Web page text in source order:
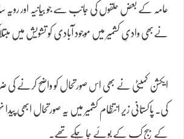
عامہ کے بعض حلقوں کی جانب سے جو بیانیہ اور رویہ
نےبھی وادیِ کشمیر میں موجود آبادی کو تشویش میں مبتلا
ایکشن کمیٹی نے بھی اس صورتحال کو واضح کرنے کی
کی۔ پاکستانی زیر انتظام کشمیر میں یہ صورتحال ابھی
کے بیج کب کے بوئے جا چکے تھے۔